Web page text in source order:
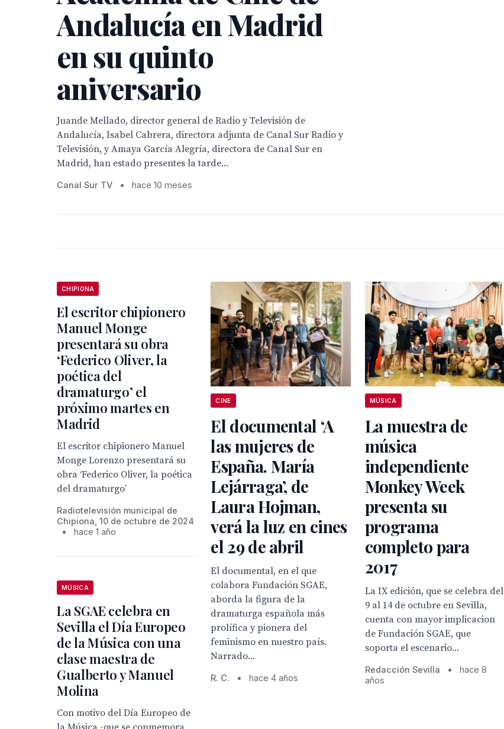
Andalucía en Madrid
en su quinto
aniversario
Juande Mellado, director general de Radio y Televisión de
Andalucía, Isabel Cabrera, directora adjunta de Canal Sur Radio y
Televisión, y Amaya García Alegría, directora de Canal Sur en
Madrid, han estado presentes la tarde...
Canal Sur TV • hace 10 meses
CHIPIONA
El escritor chipionero
Manuel Monge
presentará su obra
‘Federico Oliver, la
poética del
dramaturgo’ el
próximo martes en
Madrid
El escritor chipionero Manuel
Monge Lorenzo presentará su
obra ‘Federico Oliver, la poética
del dramaturgo’
Radiotelevisión municipal de
Chipiona, 10 de octubre de 2024
•
hace 1 año
CINE
El documental ‘A
las mujeres de
España. María
Lejárraga’, de
Laura Hojman,
verá la luz en cines
el 29 de abril
El documental, en el que
colabora Fundación SGAE,
aborda la figura de la
dramaturga española más
prolífica y pionera del
feminismo en nuestro país.
Narrado...
R. C. • hace 4 años
MÚSICA
La muestra de
música
independiente
Monkey Week
presenta su
programa
completo para
2017
La IX edición, que se celebra del
9 al 14 de octubre en Sevilla,
cuenta con mayor implicacion
de Fundación SGAE, que
soporta el escenario...
Redacción Sevilla •
hace 8
años
MÚSICA
La SGAE celebra en
Sevilla el Día Europeo
de la Música con una
clase maestra de
Gualberto y Manuel
Molina
Con motivo del Día Europeo de